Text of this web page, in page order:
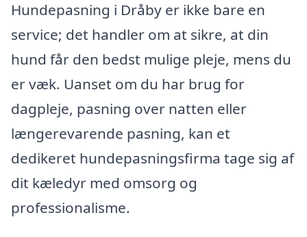
Hundepasning i Dråby er ikke bare en
service; det handler om at sikre, at din
hund får den bedst mulige pleje, mens du
er væk. Uanset om du har brug for
dagpleje, pasning over natten eller
længerevarende pasning, kan et
dedikeret hundepasningsfirma tage sig af
dit kæledyr med omsorg og
professionalisme.